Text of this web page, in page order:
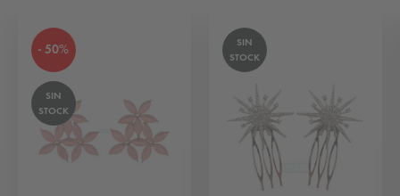
- 50%
SIN
STOCK
SIN
STOCK